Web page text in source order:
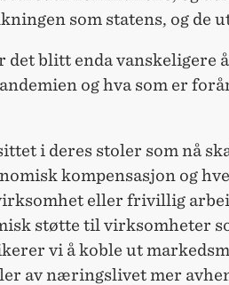
som statens, og de
det blitt enda vanskeligere
og hva som er
i deres stoler som nå
kompensasjon og
eller frivillig
støtte til virksomheter
vi å koble ut
av næringslivet mer